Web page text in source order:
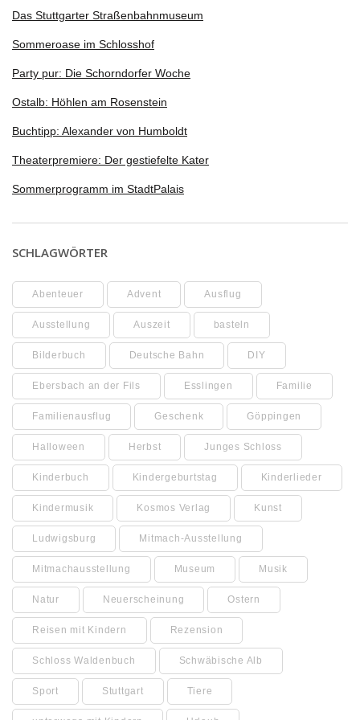
Das Stuttgarter Straßenbahnmuseum
Sommeroase im Schlosshof
Party pur: Die Schorndorfer Woche
Ostalb: Höhlen am Rosenstein
Buchtipp: Alexander von Humboldt
Theaterpremiere: Der gestiefelte Kater
Sommerprogramm im StadtPalais
SCHLAGWÖRTER
Abenteuer Advent Ausflug
Ausstellung Auszeit basteln
Bilderbuch Deutsche Bahn DIY
Ebersbach an der Fils Esslingen Familie
Familienausflug Geschenk Göppingen
Halloween Herbst Junges Schloss
Kinderbuch Kindergeburtstag Kinderlieder
Kindermusik Kosmos Verlag Kunst
Ludwigsburg Mitmach-Ausstellung
Mitmachausstellung Museum Musik
Natur Neuerscheinung Ostern
Reisen mit Kindern Rezension
Schloss Waldenbuch Schwäbische Alb
Sport Stuttgart Tiere